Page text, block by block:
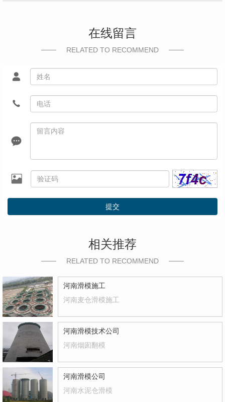
在线留言
RELATED TO RECOMMEND
提交
相关推荐
RELATED TO RECOMMEND
河南滑模施工
河南麦仓滑模施工
河南滑模技术公司
河南烟囱翻模
河南滑模公司
河南水泥仓滑模